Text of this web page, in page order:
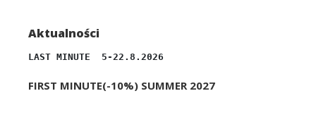
Aktualności
LAST MINUTE  5-22.8.2026
FIRST MINUTE(-10%) SUMMER 2027